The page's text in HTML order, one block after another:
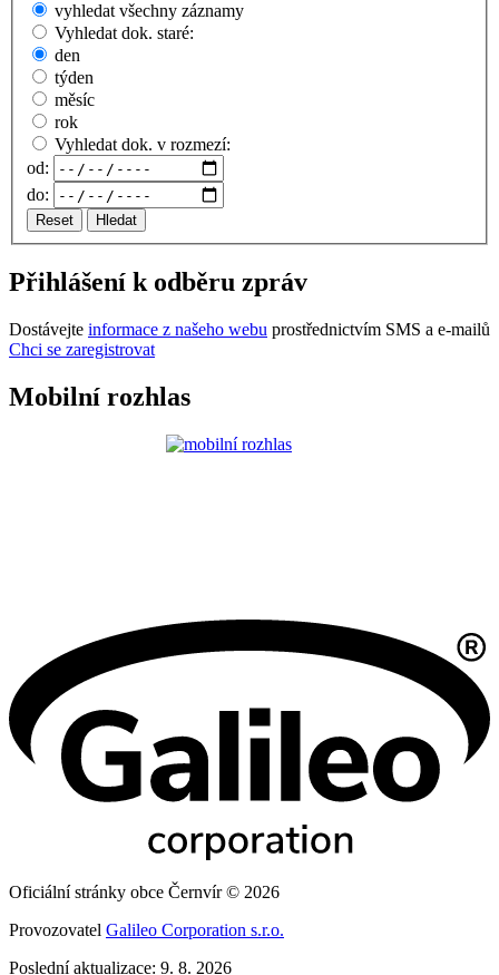
vyhledat všechny záznamy
Vyhledat dok. staré:
den
týden
měsíc
rok
Vyhledat dok. v rozmezí:
od:
do:
Reset Hledat
Přihlášení k odběru zpráv
Dostávejte informace z našeho webu prostřednictvím SMS a e-mailů
Chci se zaregistrovat
Mobilní rozhlas
Oficiální stránky obce Černvír © 2026
Provozovatel Galileo Corporation s.r.o.
Poslední aktualizace: 9. 8. 2026